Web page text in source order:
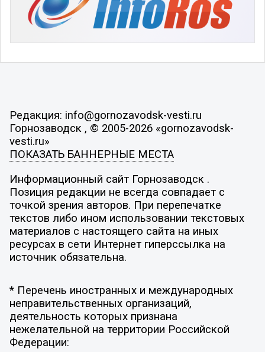
Редакция: info@gornozavodsk-vesti.ru
Горнозаводск , © 2005-2026 «gornozavodsk-
vesti.ru»
ПОКАЗАТЬ БАННЕРНЫЕ МЕСТА
Информационный сайт Горнозаводск .
Позиция редакции не всегда совпадает с
точкой зрения авторов. При перепечатке
текстов либо ином использовании текстовых
материалов с настоящего сайта на иных
ресурсах в сети Интернет гиперссылка на
источник обязательна.
* Перечень иностранных и международных
неправительственных организаций,
деятельность которых признана
нежелательной на территории Российской
Федерации: